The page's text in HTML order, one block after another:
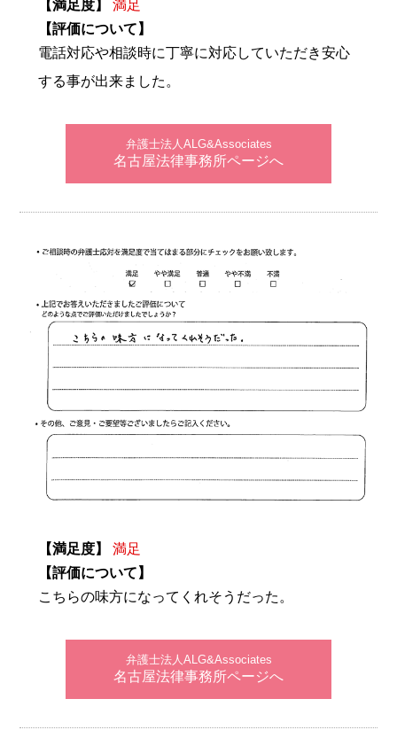
【満足度】
満足
【評価について】
電話対応や相談時に丁寧に対応していただき安心
する事が出来ました。
弁護士法人ALG&Associates
名古屋法律事務所ページへ
【満足度】
満足
【評価について】
こちらの味方になってくれそうだった。
弁護士法人ALG&Associates
名古屋法律事務所ページへ